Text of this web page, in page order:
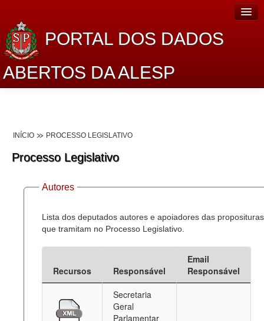
PORTAL DOS DADOS
ABERTOS DA ALESP
Lei de Acesso à Informação
Dados Governamentais Abertos
Planejamento
Catálogo de dados
Deputados Estaduais
Administração
INÍCIO PROCESSO LEGISLATIVO
Processo Legislativo
Autores
Lista dos deputados autores e apoiadores das proposituras
que tramitam no Processo Legislativo.
Recursos Responsável
Email
Responsável
Secretaria
Geral
Parlamentar